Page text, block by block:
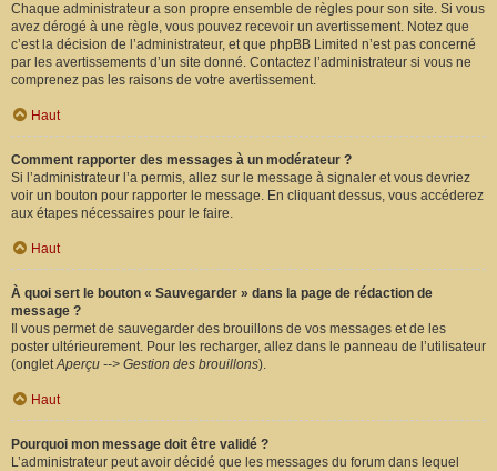
Chaque administrateur a son propre ensemble de règles pour son site. Si vous
avez dérogé à une règle, vous pouvez recevoir un avertissement. Notez que
c’est la décision de l’administrateur, et que phpBB Limited n’est pas concerné
par les avertissements d’un site donné. Contactez l’administrateur si vous ne
comprenez pas les raisons de votre avertissement.
Haut
Comment rapporter des messages à un modérateur ?
Si l’administrateur l’a permis, allez sur le message à signaler et vous devriez
voir un bouton pour rapporter le message. En cliquant dessus, vous accéderez
aux étapes nécessaires pour le faire.
Haut
À quoi sert le bouton « Sauvegarder » dans la page de rédaction de
message ?
Il vous permet de sauvegarder des brouillons de vos messages et de les
poster ultérieurement. Pour les recharger, allez dans le panneau de l’utilisateur
(ongletAperçu --> Gestion des brouillons).
Haut
Pourquoi mon message doit être validé ?
L’administrateur peut avoir décidé que les messages du forum dans lequel